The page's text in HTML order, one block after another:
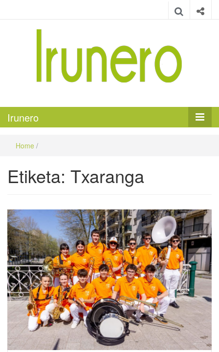
Irunero
Home /
Etiketa: Txaranga